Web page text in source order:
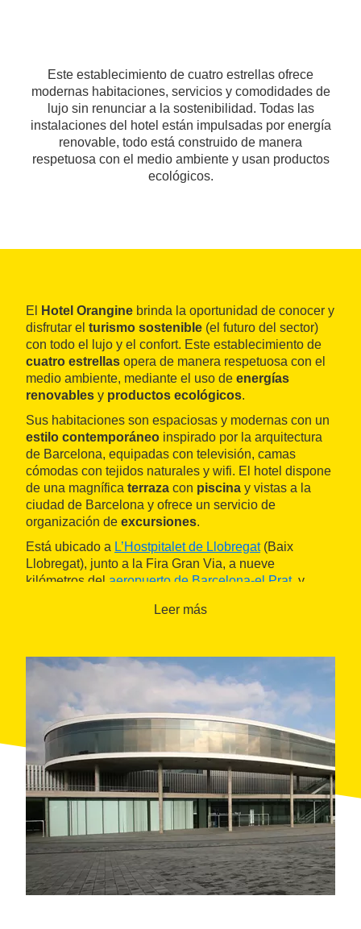
Este establecimiento de cuatro estrellas ofrece
modernas habitaciones, servicios y comodidades de
lujo sin renunciar a la sostenibilidad. Todas las
instalaciones del hotel están impulsadas por energía
renovable, todo está construido de manera
respetuosa con el medio ambiente y usan productos
ecológicos.
El Hotel Orangine brinda la oportunidad de conocer y
disfrutar el turismo sostenible (el futuro del sector)
con todo el lujo y el confort. Este establecimiento de
cuatro estrellas opera de manera respetuosa con el
medio ambiente, mediante el uso de energías
renovables y productos ecológicos.
Sus habitaciones son espaciosas y modernas con un
estilo contemporáneo inspirado por la arquitectura
de Barcelona, equipadas con televisión, camas
cómodas con tejidos naturales y wifi. El hotel dispone
de una magnífica terraza con piscina y vistas a la
ciudad de Barcelona y ofrece un servicio de
organización de excursiones.
Está ubicado a L’Hostpitalet de Llobregat(Baix
Llobregat), junto a la Fira Gran Via, a nueve
kilómetros del aeropuerto de Barcelona-el Prat, y
público con cualquier punto de Barcelona.
Leer más